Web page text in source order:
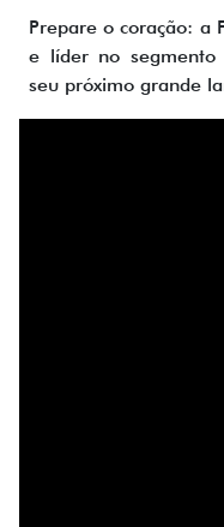
Prepare o coração: a
e líder no segmento
seu próximo grande